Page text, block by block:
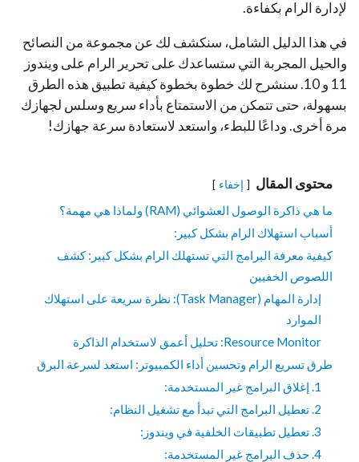
لإدارة الرام بكفاءة.
في هذا الدليل الشامل، سنكشف لك عن مجموعة من النصائح
والحيل المجربة التي ستساعدك على تحرير الرام على ويندوز
11 و 10. سنشرح لك خطوة بخطوة كيفية تطبيق هذه الطرق
بسهولة، حتى تتمكن من الاستمتاع بأداء سريع وسلس لجهازك
مرة أخرى. وداعًا للبطء، واستعد لاستعادة سرعة جهازك!
محتوى المقال إخفاء
ما هي ذاكرة الوصول العشوائي (RAM) ولماذا هي مهمة؟
أسباب استهلاك الرام بشكل كبير:
كيفية معرفة البرامج التي تستهلك الرام بشكل كبير: كشف
اللصوص الخفيين
إدارة المهام (Task Manager): نظرة سريعة على استهلاك
الموارد
Resource Monitor: تحليل أعمق لاستخدام الذاكرة
طرق تسريع الرام وتحسين أداء الكمبيوتر: استعد لسرعة البرق
1. إغلاق البرامج غير المستخدمة:
2. تعطيل البرامج التي تبدأ مع تشغيل النظام:
3. تعطيل تطبيقات الخلفية في ويندوز:
4. حذف البرامج غير المستخدمة: